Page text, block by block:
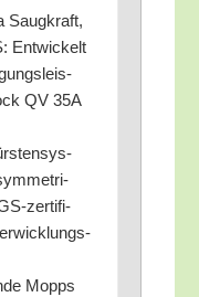
Saug­kraft,
Ent­wi­ckelt
QV 35A
zer­ti­fi­
Mopps